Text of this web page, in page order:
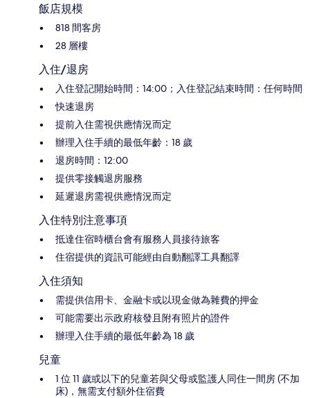
飯店規模
818 間客房
28 層樓
入住/退房
入住登記開始時間：14:00；入住登記結束時間：任何時間
快速退房
提前入住需視供應情況而定
辦理入住手續的最低年齡：18 歲
退房時間：12:00
提供零接觸退房服務
延遲退房需視供應情況而定
入住特別注意事項
抵達住宿時櫃台會有服務人員接待旅客
住宿提供的資訊可能經由自動翻譯工具翻譯
入住須知
需提供信用卡、金融卡或以現金做為雜費的押金
可能需要出示政府核發且附有照片的證件
辦理入住手續的最低年齡為 18 歲
兒童
1 位 11 歲或以下的兒童若與父母或監護人同住一間房 (不加
床)，無需支付額外住宿費